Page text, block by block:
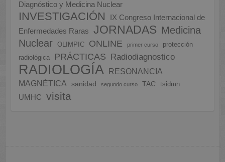
Diagnóstico y Medicina Nuclear
INVESTIGACIÓN
IX Congreso Internacional de
Enfermedades Raras
JORNADAS Medicina
Nuclear
OLIMPIC ONLINE primer curso
protección
radiológica
PRÁCTICAS Radiodiagnostico
RADIOLOGÍA
RESONANCIA
MAGNÉTICA
sanidad segundo curso TAC tsidmn
UMHC visita